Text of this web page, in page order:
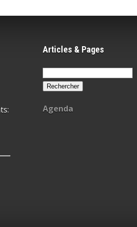
Articles & Pages
Rechercher :
Agenda